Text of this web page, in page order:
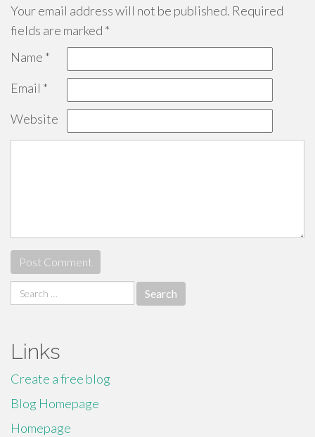
Your email address will not be published. Required
fields are marked *
Name *
Email *
Website
Search
for:
Links
Create a free blog
Blog Homepage
Homepage